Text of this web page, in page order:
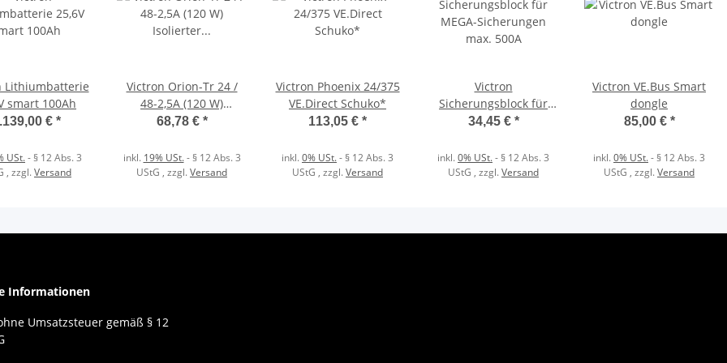
Lithiumbatterie
smart 100Ah
€ *
USt.- § 12 Abs. 3
, zzgl.Versand
Victron Orion-Tr 24 /
48-2,5A (120 W)
Isolierter DC-DC-
68,78 € *
inkl. 19% USt.- § 12 Abs. 3
UStG , zzgl.Versand
Victron Phoenix 24/375
VE.Direct Schuko*
113,05 € *
inkl.0% USt.- § 12 Abs. 3
UStG , zzgl.Versand
Victron
Sicherungsblock für
MEGA-Sicherungen
34,45 € *
inkl.0% USt.- § 12 Abs. 3
UStG , zzgl.Versand
Victron VE.Bus Smart
dongle
85,00 € *
inkl.0% USt.- § 12 Abs. 3
UStG , zzgl.Versand
Informationen
Umsatzsteuer gemäß § 12